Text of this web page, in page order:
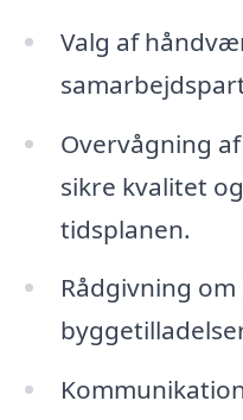
Valg af
Overvågning
sikre kvalitet
tidsplanen.
Rådgivning